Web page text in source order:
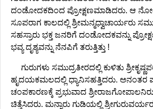
ದಂಡೋದಕದಿಂದ ಪ್ರೋಕ್ಷಣಮಾಡಿದರು. ಆ
ಸೂಪರಾಗ ಕಾಲದಲ್ಲಿ ಶ್ರೀಮನ್ಮಧ್ವಾಚಾರ್ಯರು
ಸಹಸ್ರಾರು ಭಕ್ತ ಜನರಿಗೆ ದಂಡೋದಕವನ್ನು
ಭವ್ಯ ದೃಶ್ಯವನ್ನು ನೆನಪಿಗೆ ತರುತ್ತಿತ್ತು !
ಗುರುಗಳು ಸಮುದ್ರತೀರದಲ್ಲಿ ಕುಳಿತು
ಹೃದಯಕಮಲದಲ್ಲಿ ಧ್ಯಾನಿಸಹತ್ತಿದರು. ಅನಂತರ
ಚಂಪಕಾರಣಕ್ಕೆ ಪ್ರಭುವಾದ
ಚಿತ್ತೆಸಿದರು. ಮನ್ನಾರು ಗುಡಿಯಲ್ಲಿ